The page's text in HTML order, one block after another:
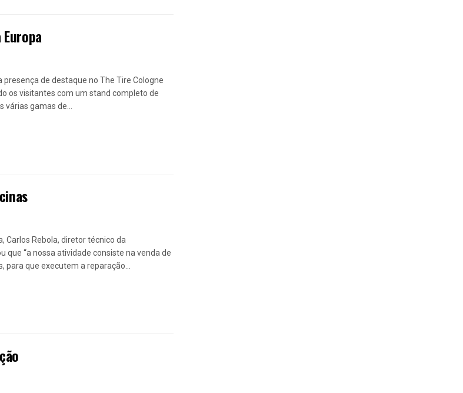
presença de destaque no The Tire Cologne
os visitantes com um stand completo de
várias gamas de...
Carlos Rebola, diretor técnico da
que “a nossa atividade consiste na venda de
para que executem a reparação...